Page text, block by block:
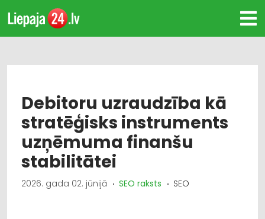
Debitoru uzraudzība kā
stratēģisks instruments
uzņēmuma finanšu
stabilitātei
2026. gada 02. jūnijā SEO raksts SEO